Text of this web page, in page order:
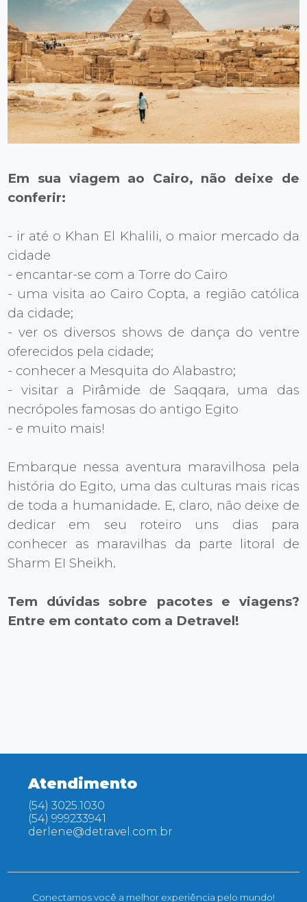
Em sua viagem ao Cairo, não deixe de
conferir:
- ir até o Khan El Khalili, o maior mercado da
cidade
- encantar-se com a Torre do Cairo
- uma visita ao Cairo Copta, a região católica
da cidade;
- ver os diversos shows de dança do ventre
oferecidos pela cidade;
- conhecer a Mesquita do Alabastro;
- visitar a Pirâmide de Saqqara, uma das
necrópoles famosas do antigo Egito
- e muito mais!
Embarque nessa aventura maravilhosa pela
história do Egito, uma das culturas mais ricas
de toda a humanidade. E, claro, não deixe de
dedicar em seu roteiro uns dias para
conhecer as maravilhas da parte litoral de
Sharm EI Sheikh.
Tem dúvidas sobre pacotes e viagens?
Entre em contato com a Detravel!
Atendimento
(54) 3025.1030
(54) 999233941
derlene@detravel.com.br
Conectamos você a melhor experiência pelo mundo!